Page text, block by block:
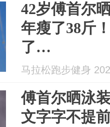
42岁傅首尔
年瘦了38斤
了…
马拉松跑步健身
傅首尔晒泳
文字字不提